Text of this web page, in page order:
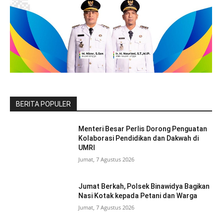
BERITA POPULER
Menteri Besar Perlis Dorong Penguatan
Kolaborasi Pendidikan dan Dakwah di
UMRI
Jumat, 7 Agustus 2026
Jumat Berkah, Polsek Binawidya Bagikan
Nasi Kotak kepada Petani dan Warga
Jumat, 7 Agustus 2026